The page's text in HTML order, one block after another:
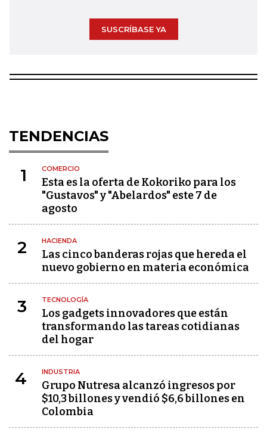
SUSCRÍBASE YA
TENDENCIAS
1 COMERCIO
Esta es la oferta de Kokoriko para los
"Gustavos" y "Abelardos" este 7 de
agosto
2 HACIENDA
Las cinco banderas rojas que hereda el
nuevo gobierno en materia económica
3 TECNOLOGÍA
Los gadgets innovadores que están
transformando las tareas cotidianas
del hogar
4 INDUSTRIA
Grupo Nutresa alcanzó ingresos por
$10,3 billones y vendió $6,6 billones en
Colombia